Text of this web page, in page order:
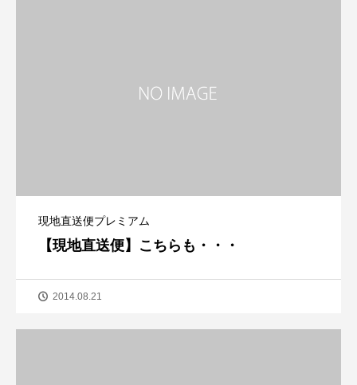
現地直送便プレミアム
【現地直送便】こちらも・・・
2014.08.21